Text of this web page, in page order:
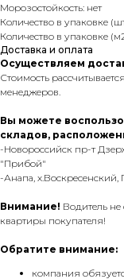
Морозостойкость: нет
Количество в упаковке
Количество в упаковке
Доставка и оплата
Осуществляем
Стоимость
менеджеров.
Вы можете
складов,
-Новороссийск пр-т
"Прибой"
-Анапа,
Внимание! Водитель не
квартиры покупателя!
Обратите внимание:
компания